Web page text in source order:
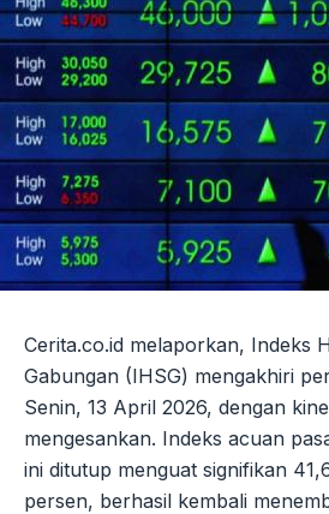
Cerita.co.id melaporkan, Indeks
Gabungan (IHSG) mengakhiri
Senin, 13 April 2026, dengan
mengesankan. Indeks acuan
ini ditutup menguat signifikan
persen, berhasil kembali